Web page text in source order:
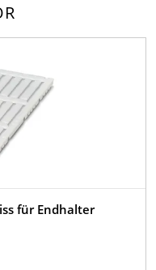
für Endhalter